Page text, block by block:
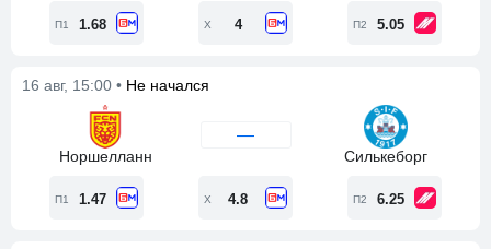
П1 1.68 Х 4 П2 5.05
16 авг, 15:00 • Не начался
Норшелланн
—
Силькеборг
П1 1.47 Х 4.8 П2 6.25